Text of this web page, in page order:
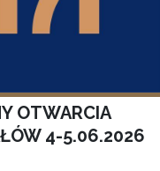
OTWARCIA
4-5.06.2026